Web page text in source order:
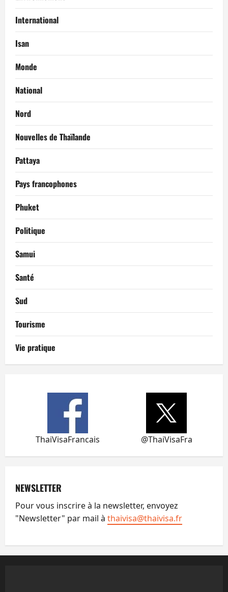
International
Isan
Monde
National
Nord
Nouvelles de Thaïlande
Pattaya
Pays francophones
Phuket
Politique
Samui
Santé
Sud
Tourisme
Vie pratique
ThaiVisaFrancais @ThaiVisaFra
NEWSLETTER
Pour vous inscrire à la newsletter, envoyez
"Newsletter" par mail à thaivisa@thaivisa.fr